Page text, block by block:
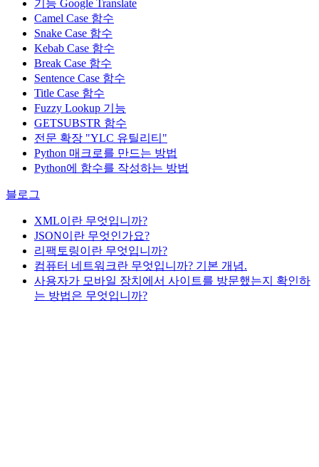
기능 Google Translate
Camel Case 함수
Snake Case 함수
Kebab Case 함수
Break Case 함수
Sentence Case 함수
Title Case 함수
Fuzzy Lookup 기능
GETSUBSTR 함수
전문 확장 "YLC 유틸리티"
Python 매크로를 만드는 방법
Python에 함수를 작성하는 방법
블로그
XML이란 무엇입니까?
JSON이란 무엇인가요?
리팩토링이란 무엇입니까?
컴퓨터 네트워크란 무엇입니까? 기본 개념.
사용자가 모바일 장치에서 사이트를 방문했는지 확인하
는 방법은 무엇입니까?